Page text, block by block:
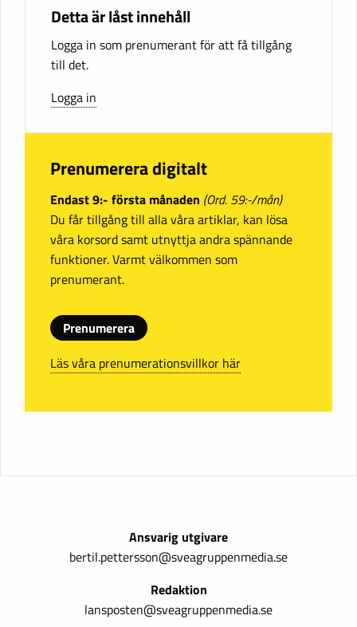
Detta är låst innehåll
Logga in som prenumerant för att få tillgång
till det.
Logga in
Prenumerera digitalt
Endast 9:- första månaden (Ord. 59:-/mån)
Du får tillgång till alla våra artiklar, kan lösa
våra korsord samt utnyttja andra spännande
funktioner. Varmt välkommen som
prenumerant.
Prenumerera
Läs våra prenumerationsvillkor här
Ansvarig utgivare
bertil.pettersson@sveagruppenmedia.se
Redaktion
lansposten@sveagruppenmedia.se